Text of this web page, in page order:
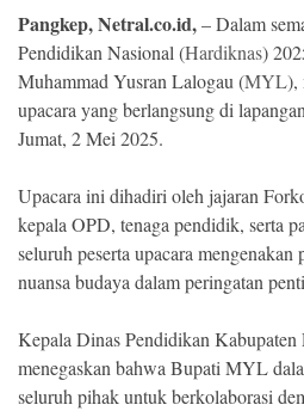
©
NETRAL
All
Right
Reserved
Pangkep, Netral.co.id,– Dalam
Pendidikan Nasional (Hardiknas)
Muhammad Yusran Lalogau (MYL),
upacara yang berlangsung di
Jumat, 2 Mei 2025.
Upacara ini dihadiri oleh jajaran
kepala OPD, tenaga pendidik, serta
seluruh peserta upacara mengenakan
nuansa budaya dalam peringatan
Kepala Dinas Pendidikan Kabupaten
menegaskan bahwa Bupati MYL
seluruh pihak untuk berkolaborasi